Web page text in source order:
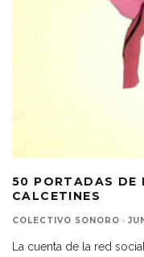
50 PORTADAS DE
CALCETINES
COLECTIVO SONORO ·
La cuenta de la red